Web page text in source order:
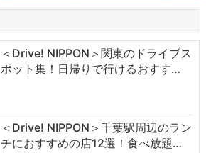
＜Drive! NIPPON＞関東のドライブス
ポット集！日帰りで行けるおすす…
＜Drive! NIPPON＞千葉駅周辺のラン
チにおすすめの店12選！食べ放題…